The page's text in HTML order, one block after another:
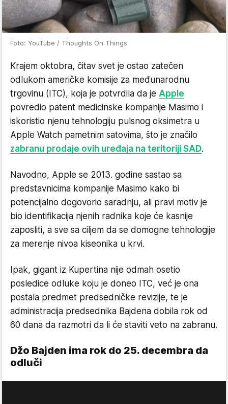
Foto: YouTube / Thoughts On Things
Krajem oktobra, čitav svet je ostao zatečen
odlukom američke komisije za međunarodnu
trgovinu (ITC), koja je potvrdila da je Apple
povredio patent medicinske kompanije Masimo i
iskoristio njenu tehnologiju pulsnog oksimetra u
Apple Watch pametnim satovima, što je značilo
zabranu prodaje ovih uređaja na teritoriji SAD.
Navodno, Apple se 2013. godine sastao sa
predstavnicima kompanije Masimo kako bi
potencijalno dogovorio saradnju, ali pravi motiv je
bio identifikacija njenih radnika koje će kasnije
zaposliti, a sve sa ciljem da se domogne tehnologije
za merenje nivoa kiseonika u krvi.
Ipak, gigant iz Kupertina nije odmah osetio
posledice odluke koju je doneo ITC, već je ona
postala predmet predsedničke revizije, te je
administracija predsednika Bajdena dobila rok od
60 dana da razmotri da li će staviti veto na zabranu.
Džo Bajden ima rok do 25. decembra da
odluči